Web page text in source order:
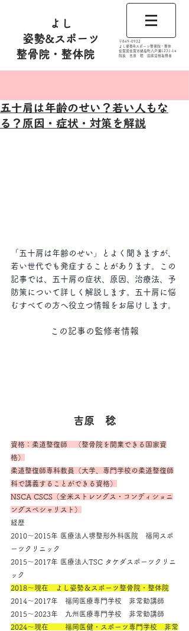
よし
姿勢&スポーツ
整骨院・整体院
​〒849-0932
よし姿勢&スポーツ整骨院・整体
佐賀県佐賀市鍋島町八戸溝1231‐14
​​院長 吉原 稔​ 国家資格取得者
五十肩は年齢のせい？若い人もな
る？原因・症状・対策を解説
「五十肩は年齢のせい」とよく聞きますが、
若い世代でも発症することがあります。この
記事では、五十肩の症状、原因、治療法、予
防策について詳しく解説します。五十肩に悩
むすべての方へ役立つ情報をお届けします。
この記事の監修者情報
吉原　稔
資格：柔道整復師　（整骨院を開業できる国家資
格）
柔道整復師専科教員（大学、専門学校の柔道整復師
科で講義することができる資格）
NSCA CSCS（全米ストレングス・コンディショニ
ングスペシャリスト）
経歴
2010～2015年 医療法人堺整形外科医院　福岡スポ
ーツクリニック
2015～2017年 医療法人TSC タケダスポーツクリニ
ック
2018～現在　よし姿勢＆スポーツ整骨院・整体院
2014～2017年　福岡医療専門学校　非常勤講師
2015～2023年　九州医療専門学校　非常勤講師
2024～現在　　 福岡医健・スポーツ専門学校　非常